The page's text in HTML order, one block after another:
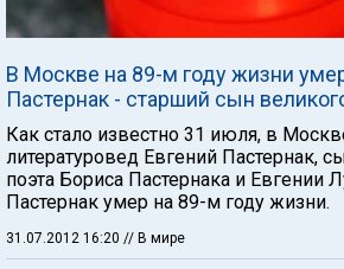
В Москве на 89-м году жизни
Пастернак - старший сын
Как стало известно 31 июля, в
литературовед Евгений Пастернак,
поэта Бориса Пастернака и Евгении
Пастернак умер на 89-м году жизни.
31.07.2012 16:20 // В мире